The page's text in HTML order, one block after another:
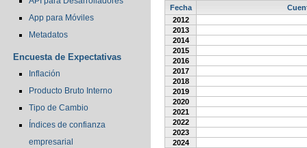
App para Móviles
Metadatos
Encuesta de Expectativas
Inflación
Producto Bruto Interno
Tipo de Cambio
Índices de confianza
empresarial
Fecha
2012
2013
2014
2015
2016
2017
2018
2019
2020
2021
2022
2023
2024